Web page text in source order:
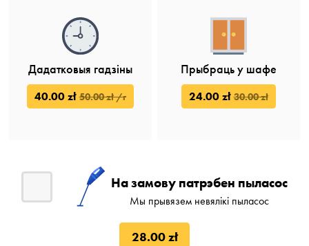
Дадатковыя гадзіны
40.00 zł 50.00 zł /г
Прыбраць у шафе
24.00 zł 30.00 zł
На замову патрэбен пыласос
Мы прывязем невялікі пыласос
28.00 zł